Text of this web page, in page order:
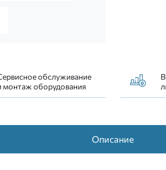
«Наутилус», «Juno Gold» -
обслуживание
монтаж оборудования
Описание